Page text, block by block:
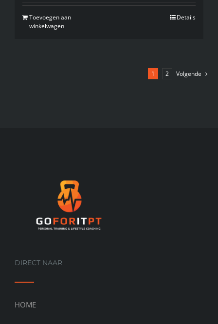
Toevoegen aan
winkelwagen
Details
1 2 Volgende
DIRECT NAAR
HOME